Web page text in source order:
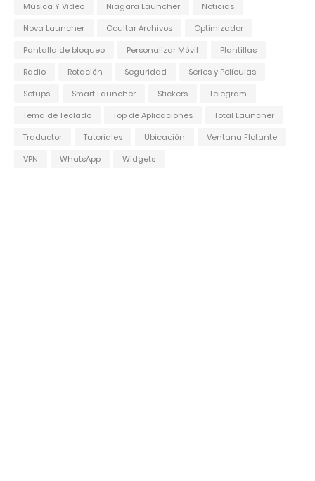
Música Y Video
Niagara Launcher
Noticias
Nova Launcher
Ocultar Archivos
Optimizador
Pantalla de bloqueo
Personalizar Móvil
Plantillas
Radio
Rotación Seguridad
Series y Películas
Setups
Smart Launcher Stickers
Telegram
Tema de Teclado
Top de Aplicaciones
Total Launcher
Traductor
Tutoriales Ubicación
Ventana Flotante
VPN
WhatsApp Widgets